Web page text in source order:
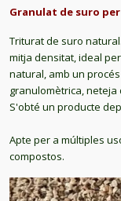
Granulat de suro
Triturat de suro
mitja densitat, ideal
natural, amb un
granulomètrica,
S'obté un producte
Apte per a múltiples
compostos.